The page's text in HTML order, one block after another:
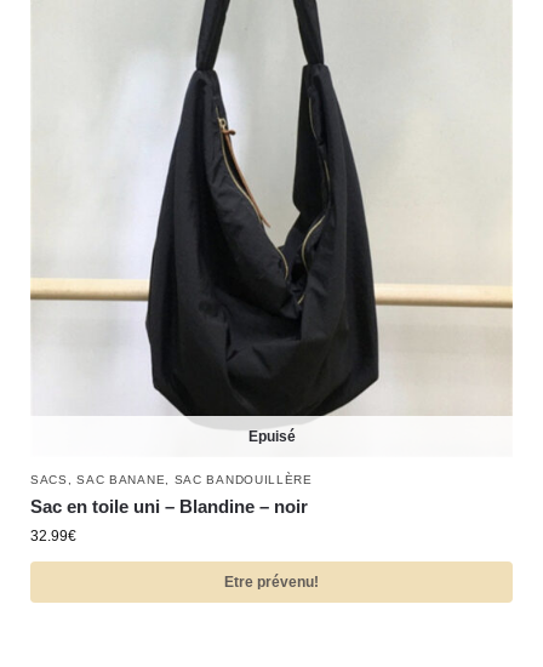
Epuisé
SACS ,SAC BANANE, SAC BANDOUILLÈRE
Sac en toile uni – Blandine – noir
32.99€
Etre prévenu!